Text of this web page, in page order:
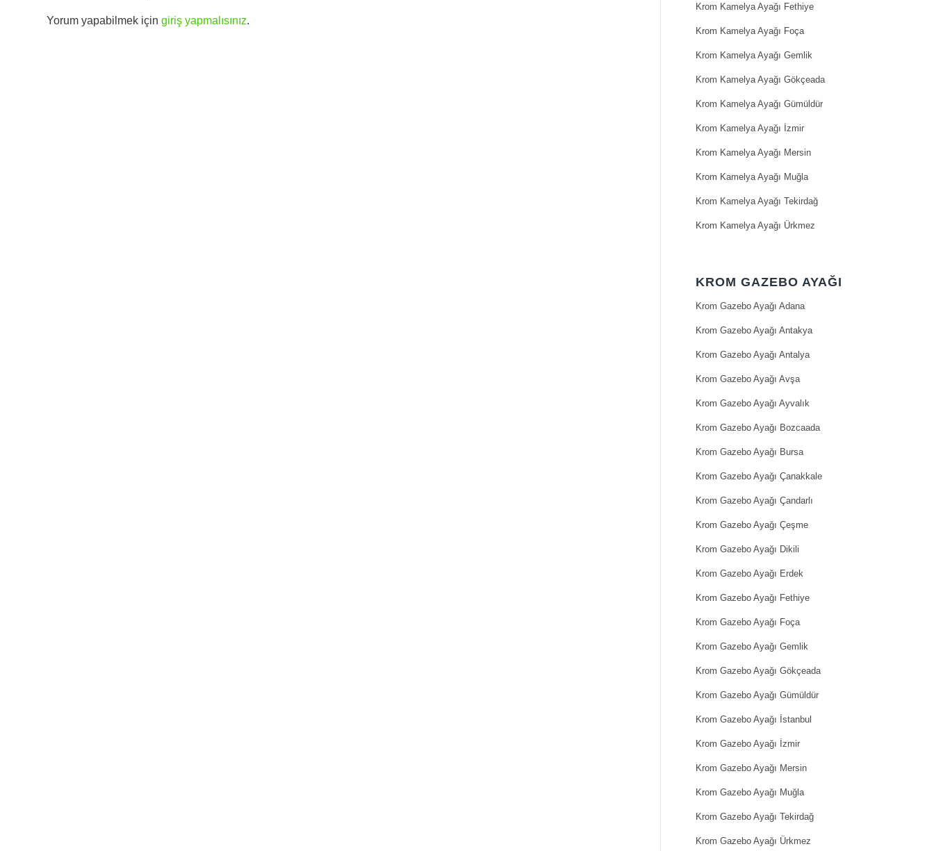
Yorum yapabilmek için giriş yapmalısınız.
Krom Kamelya Ayağı Fethiye
Krom Kamelya Ayağı Foça
Krom Kamelya Ayağı Gemlik
Krom Kamelya Ayağı Gökçeada
Krom Kamelya Ayağı Gümüldür
Krom Kamelya Ayağı İzmir
Krom Kamelya Ayağı Mersin
Krom Kamelya Ayağı Muğla
Krom Kamelya Ayağı Tekirdağ
Krom Kamelya Ayağı Ürkmez
KROM GAZEBO AYAĞI
Krom Gazebo Ayağı Adana
Krom Gazebo Ayağı Antakya
Krom Gazebo Ayağı Antalya
Krom Gazebo Ayağı Avşa
Krom Gazebo Ayağı Ayvalık
Krom Gazebo Ayağı Bozcaada
Krom Gazebo Ayağı Bursa
Krom Gazebo Ayağı Çanakkale
Krom Gazebo Ayağı Çandarlı
Krom Gazebo Ayağı Çeşme
Krom Gazebo Ayağı Dikili
Krom Gazebo Ayağı Erdek
Krom Gazebo Ayağı Fethiye
Krom Gazebo Ayağı Foça
Krom Gazebo Ayağı Gemlik
Krom Gazebo Ayağı Gökçeada
Krom Gazebo Ayağı Gümüldür
Krom Gazebo Ayağı İstanbul
Krom Gazebo Ayağı İzmir
Krom Gazebo Ayağı Mersin
Krom Gazebo Ayağı Muğla
Krom Gazebo Ayağı Tekirdağ
Krom Gazebo Ayağı Ürkmez